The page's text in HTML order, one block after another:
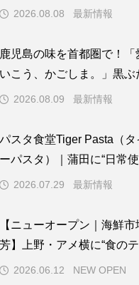
の飲
7日更
ROD
イン】サー
2026.08.09
すめ記事紹介!!｜飲食情報メ
2026.08.08 最新情報
鹿児島の味を首都圏で！「
いこう、かごしま。」黒ぶ
4店舗で8月10日から開催
2026.08.09 最新情報
パスタ食堂Tiger Pasta（タ
ーパスタ）｜蒲田に“日常使
い”のスープパスタ専門店が
しいランチ文化を提案
2026.07.29 最新情報
【ニューオープン｜海鮮市
芳】上野・アメ横に“食の
パーク”誕生！市場で選ぶ新
2026.06.12 NEW OPEN